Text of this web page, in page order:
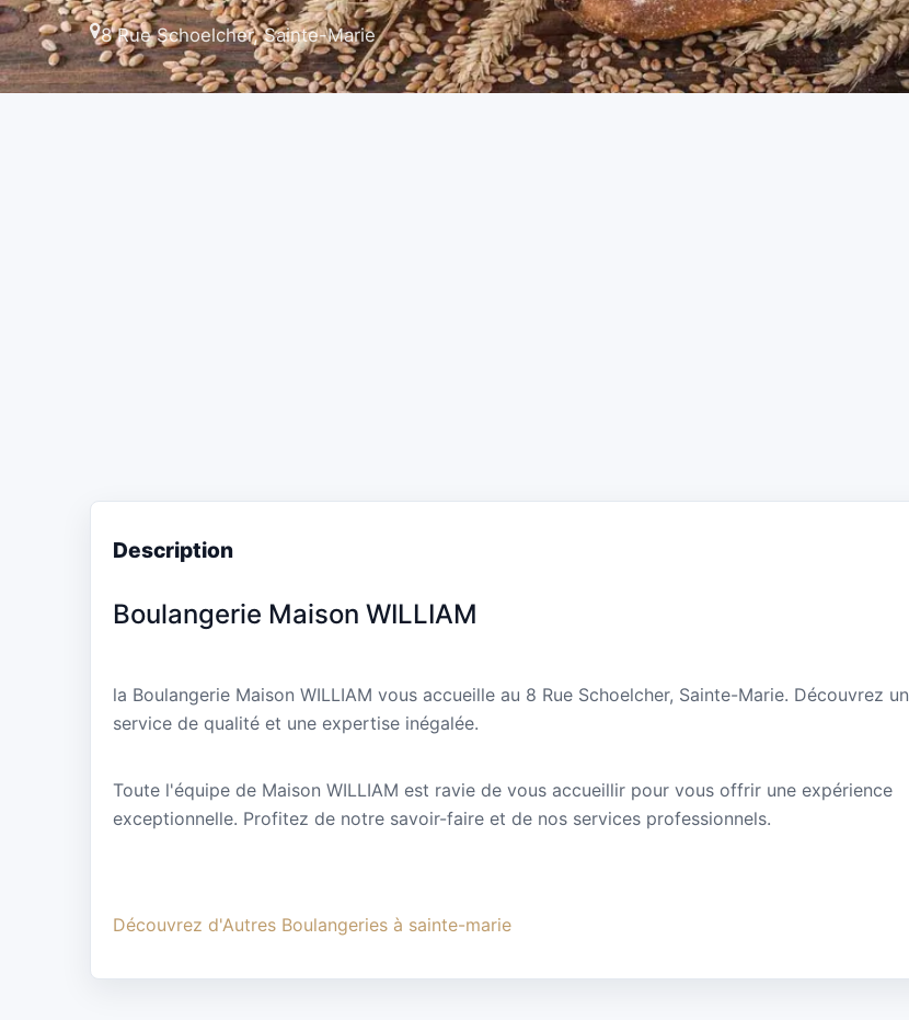
8 Rue Schoelcher, Sainte-Marie
Description
Boulangerie Maison WILLIAM
la Boulangerie Maison WILLIAM vous accueille au 8 Rue Schoelcher, Sainte-Marie. Découvrez un
service de qualité et une expertise inégalée.
Toute l'équipe de Maison WILLIAM est ravie de vous accueillir pour vous offrir une expérience
exceptionnelle. Profitez de notre savoir-faire et de nos services professionnels.
Découvrez d'Autres Boulangeries à sainte-marie